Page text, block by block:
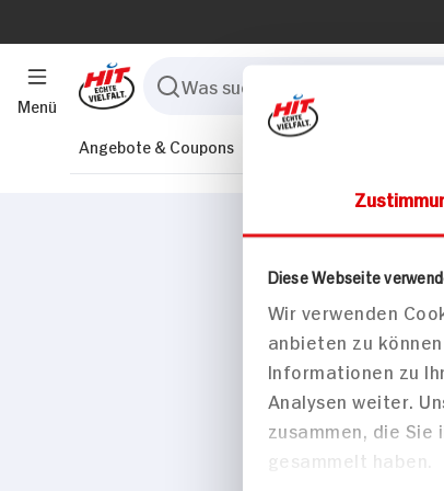
Menü
Angebote & Coupons Rezepte